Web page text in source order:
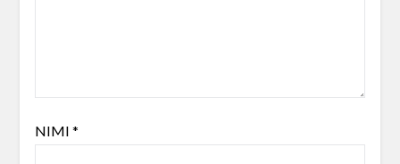
NIMI *